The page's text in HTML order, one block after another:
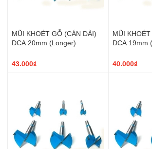
MŨI KHOÉT GỖ (CÁN DÀI)
DCA 20mm (Longer)
43.000₫
MŨI
DCA 19mm
40.000₫